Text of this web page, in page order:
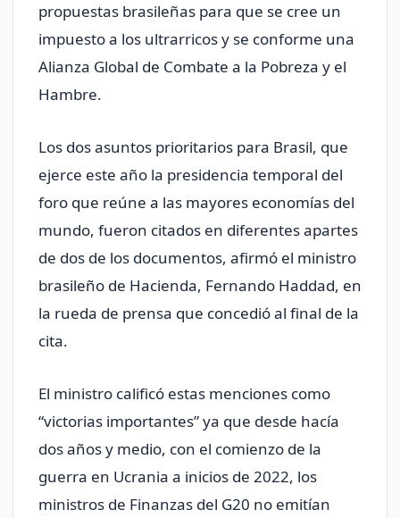
propuestas brasileñas para que se cree un
impuesto a los ultrarricos y se conforme una
Alianza Global de Combate a la Pobreza y el
Hambre.
Los dos asuntos prioritarios para Brasil, que
ejerce este año la presidencia temporal del
foro que reúne a las mayores economías del
mundo, fueron citados en diferentes apartes
de dos de los documentos, afirmó el ministro
brasileño de Hacienda, Fernando Haddad, en
la rueda de prensa que concedió al final de la
cita.
El ministro calificó estas menciones como
“victorias importantes” ya que desde hacía
dos años y medio, con el comienzo de la
guerra en Ucrania a inicios de 2022, los
ministros de Finanzas del G20 no emitían